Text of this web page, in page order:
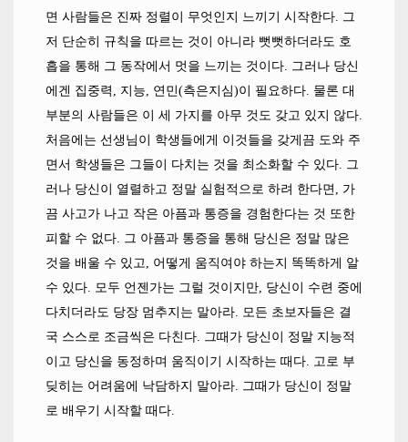
면 사람들은 진짜 정렬이 무엇인지 느끼기 시작한다. 그
저 단순히 규칙을 따르는 것이 아니라 뻣뻣하더라도 호
흡을 통해 그 동작에서 멋을 느끼는 것이다. 그러나 당신
에겐 집중력 , 지능, 연민(측은지심)이 필요하다. 물론 대
부분의 사람들은 이 세 가지를 아무 것도 갖고 있지 않다.
처음에는 선생님이 학생들에게 이것들을 갖게끔 도와 주
면서 학생들은 그들이 다치는 것을 최소화할 수 있다. 그
러나 당신이 열렬하고 정말 실험적으로 하려 한다면 , 가
끔 사고가 나고 작은 아픔과 통증을 경험한다는 것 또한
피할 수 없다. 그 아픔과 통증을 통해 당신은 정말 많은
것을 배울 수 있고, 어떻게 움직여야 하는지 똑똑하게 알
수 있다. 모두 언젠가는 그럴 것이지만, 당신이 수련 중에
다치더라도 당장 멈추지는 말아라. 모든 초보자들은 결
국 스스로 조금씩은 다친다. 그때가 당신이 정말 지능적
이고 당신을 동정하며 움직이기 시작하는 때다. 고로 부
딪히는 어려움에 낙담하지 말아라. 그때가 당신이 정말
로 배우기 시작할 때다.